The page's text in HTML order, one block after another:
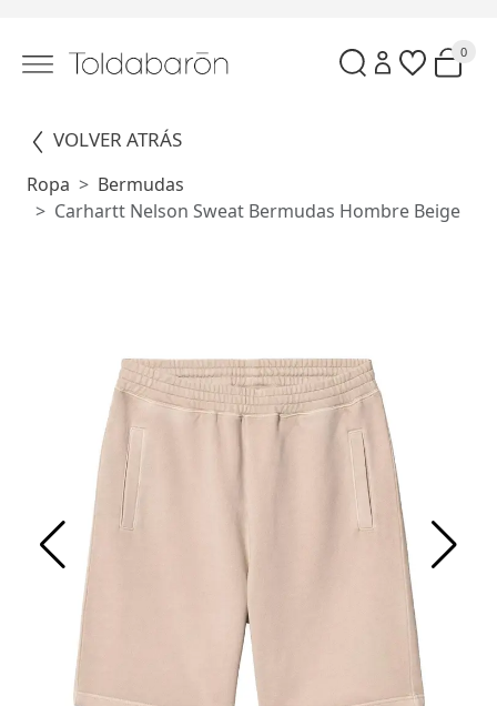
0
VOLVER ATRÁS
Ropa
Bermudas
Carhartt Nelson Sweat Bermudas Hombre Beige